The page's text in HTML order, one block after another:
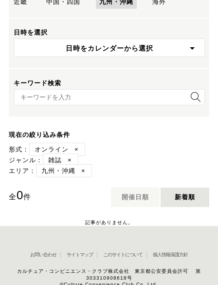
近畿
中国・四国 九州・沖縄 海外
日時を選択
日時をカレンダーから選択
キーワード検索
キーワード検索
現在の絞り込み条件
形式：
オンライン
×
ジャンル：
雑誌
×
エリア：
九州・沖縄 ×
全0件 開催日順 新着順
記事がありません。
お問い合わせ サイトマップ このサイトについて 個人情報保護方針
カルチュア・コンビニエンス・クラブ株式会社 東京都公安委員会許可 第
303310908618号